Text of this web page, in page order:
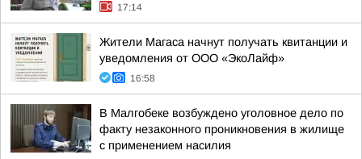
17:14
Жители Магаса начнут получать квитанции и
уведомления от ООО «ЭкоЛайф»
16:58
В Малгобеке возбуждено уголовное дело по
факту незаконного проникновения в жилище
с применением насилия